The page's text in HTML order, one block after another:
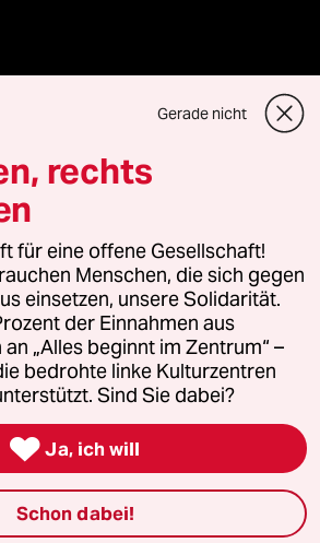
Vertriebs GmbH
rechtlichen Fragen oder für Genehmigungen
lizenzen@taz.de
Kommune-Richtlinien
Datenschutz Impressum AGB
widerrufen (Ads)
Gerade nicht
rechts
für eine offene Gesellschaft!
Menschen, die sich gegen
einsetzen, unsere Solidarität.
der Einnahmen aus
„Alles beginnt im Zentrum“ –
bedrohte linke Kulturzentren
Sind Sie dabei?
 Ja, ich will
Schon dabei!